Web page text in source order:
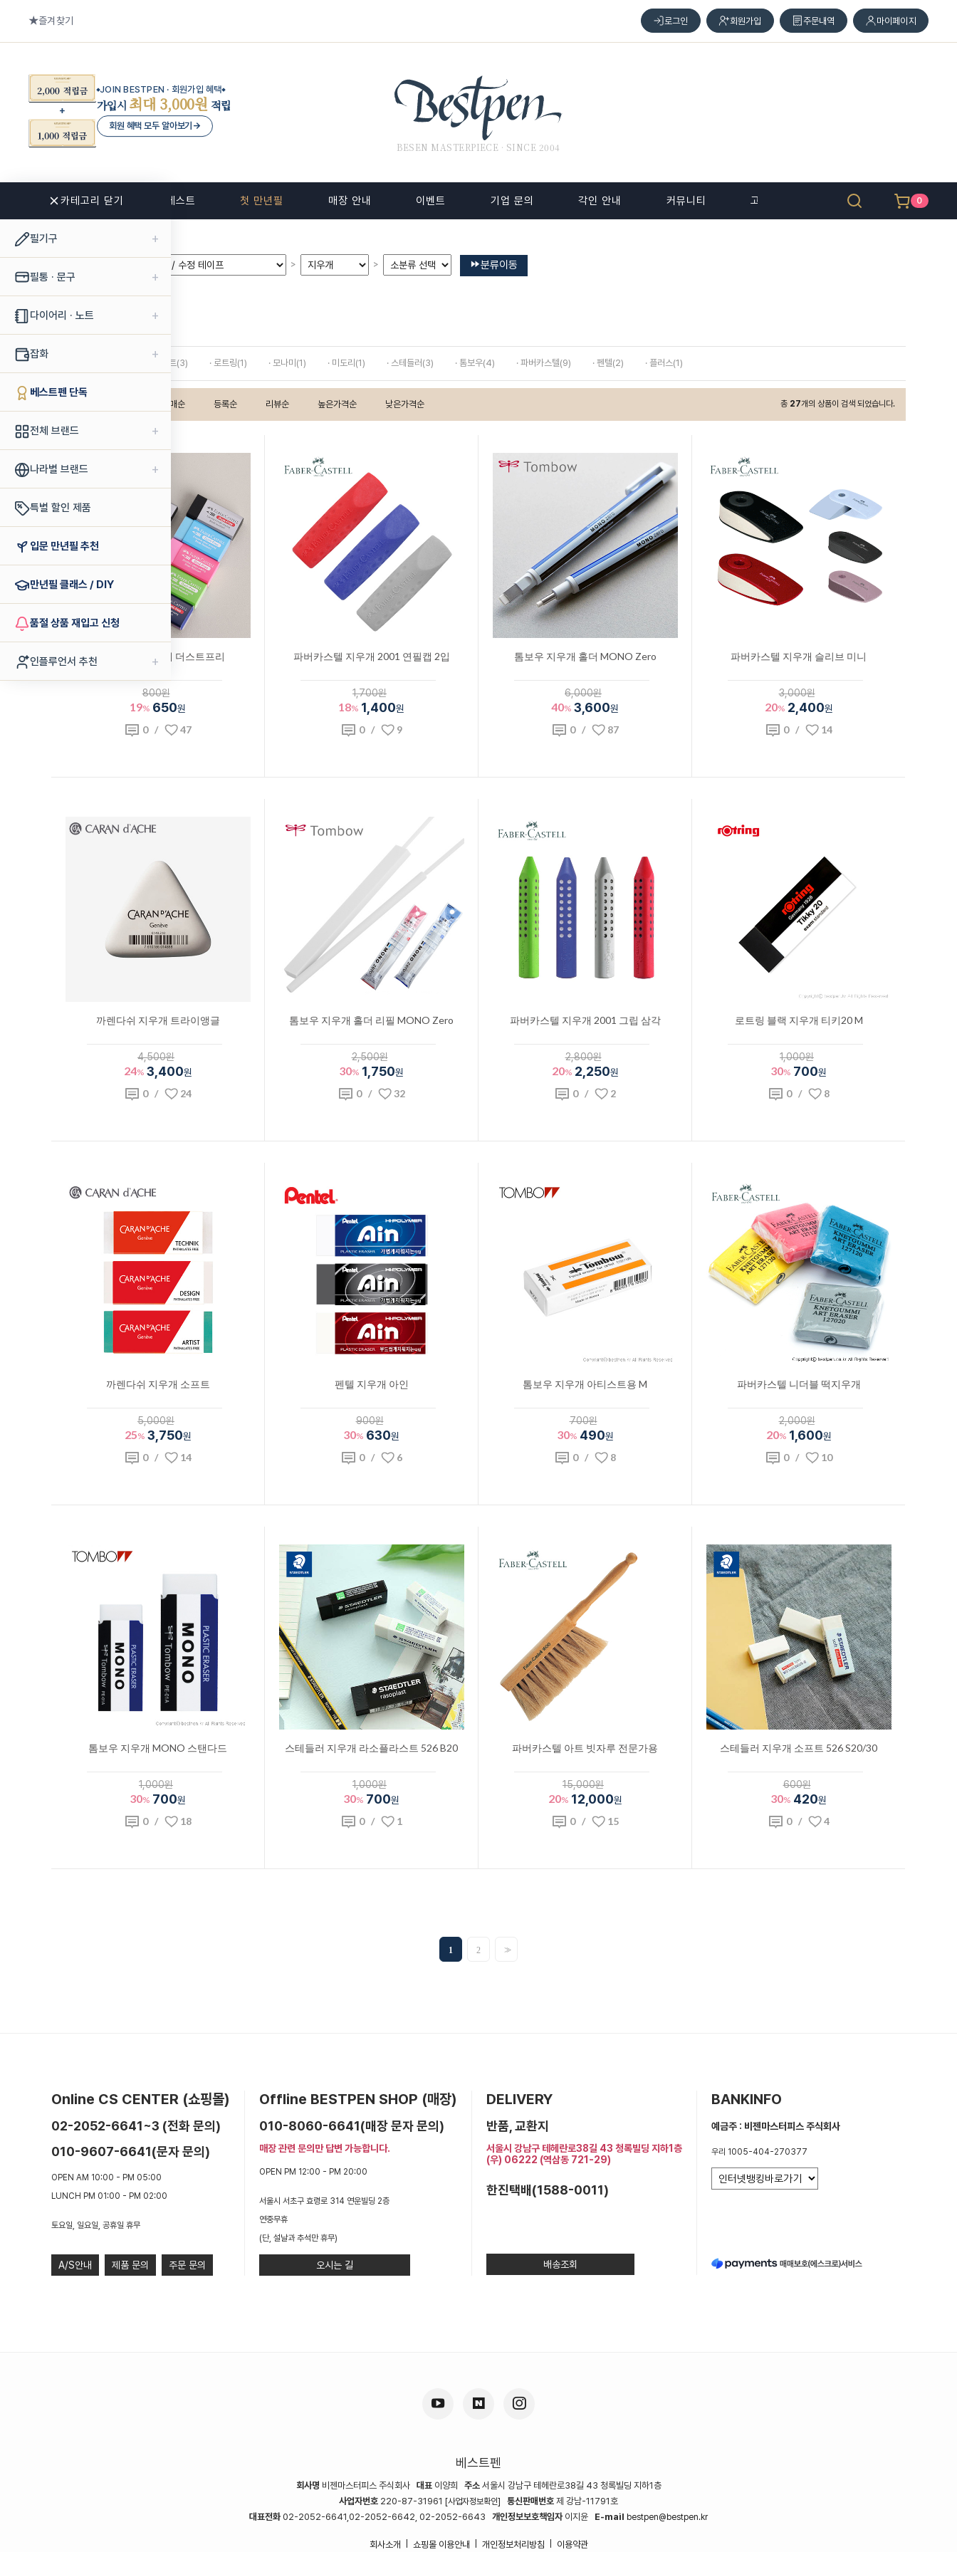
즐겨찾기
JOIN BESTPEN · 회원가입 혜택
가입시 최대 3,000원 적립
회원 혜택 모두 알아보기 →
로그인 회원가입 주문내역 마이페이지
BESEN MASTERPIECE · SINCE 2004
카테고리 닫기
필기구 +
필통 · 문구 +
다이어리 · 노트 +
잡화 +
베스트펜 단독
전체 브랜드 +
나라별 브랜드 +
특별 할인 제품
입문 만년필 추천
만년필 클래스 / DIY
품절 상품 재입고 신청
인플루언서 추천 +
신상품 베스트 첫 만년필 매장 안내 이벤트 기업 문의 각인 안내 커뮤니티 고객 센터 0
> > 분류이동
지우개
· 러다이트(3) · 로트링(1) · 모나미(1) · 미도리(1) · 스테들러(3) · 톰보우(4) · 파버카스텔(9) · 펜텔(2) · 플러스(1)
총 27개의 상품이 검색 되었습니다.
판매순 등록순 리뷰순 높은가격순 낮은가격순
파버카스텔 지우개 더스트프리
800원
19% 650원
0/ 47
파버카스텔 지우개 2001 연필캡 2입
1,700원
18% 1,400원
0/ 9
톰보우 지우개 홀더 MONO Zero
6,000원
40% 3,600원
0/ 87
파버카스텔 지우개 슬리브 미니
3,000원
20% 2,400원
0/ 14
까렌다쉬 지우개 트라이앵글
4,500원
24% 3,400원
0/ 24
톰보우 지우개 홀더 리필 MONO Zero
2,500원
30% 1,750원
0/ 32
파버카스텔 지우개 2001 그립 삼각
2,800원
20% 2,250원
0/ 2
로트링 블랙 지우개 티키20 M
1,000원
30% 700원
0/ 8
까렌다쉬 지우개 소프트
5,000원
25% 3,750원
0/ 14
펜텔 지우개 아인
900원
30% 630원
0/ 6
톰보우 지우개 아티스트용 M
700원
30% 490원
0/ 8
파버카스텔 니더블 떡지우개
2,000원
20% 1,600원
0/ 10
톰보우 지우개 MONO 스탠다드
1,000원
30% 700원
0/ 18
스테들러 지우개 라소플라스트 526 B20
1,000원
30% 700원
0/ 1
파버카스텔 아트 빗자루 전문가용
15,000원
20% 12,000원
0/ 15
스테들러 지우개 소프트 526 S20/30
600원
30% 420원
0/ 4
1 2 >>
Online CS CENTER (쇼핑몰)
02-2052-6641~3 (전화 문의)
010-9607-6641(문자 문의)
OPEN AM 10:00 - PM 05:00
LUNCH PM 01:00 - PM 02:00
토요일, 일요일, 공휴일 휴무
A/S안내 제품 문의 주문 문의
Offline BESTPEN SHOP (매장)
010-8060-6641(매장 문자 문의)
매장 관련 문의만 답변 가능합니다.
OPEN PM 12:00 - PM 20:00
서울시 서초구 효령로 314 연운빌딩 2층
연중무휴
(단, 설날과 추석만 휴무)
오시는 길
DELIVERY
반품, 교환지
서울시 강남구 테헤란로38길 43 청록빌딩 지하1층
(우) 06222 (역삼동 721-29)
한진택배(1588-0011)
배송조회
BANKINFO
예금주 : 비젠마스터피스 주식회사
우리 1005-404-270377
베스트펜
회사명 비젠마스터피스 주식회사 대표이양희 주소서울시 강남구 테헤란로38길 43 청록빌딩 지하1층
사업자번호 220-87-31961 [사업자정보확인] 통신판매번호 제 강남-11791호
대표전화 02-2052-6641,02-2052-6642, 02-2052-6643 개인정보보호책임자이지윤 E-mail bestpen@bestpen.kr
회사소개 쇼핑몰 이용안내 개인정보처리방침 이용약관